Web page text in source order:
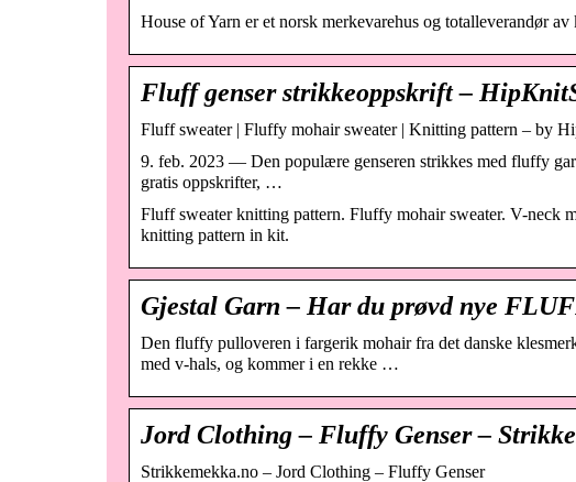
House of Yarn er et norsk merkevarehus og totalleverandør
Fluff genser strikkeoppskrift –
Fluff sweater | Fluffy mohair sweater | Knitting pattern – by
9. feb. 2023 — Den populære genseren strikkes med fluffy
gratis oppskrifter, …
Fluff sweater knitting pattern. Fluffy mohair sweater. V-neck
knitting pattern in kit.
Gjestal Garn – Har du prøvd nye
Den fluffy pulloveren i fargerik mohair fra det danske
med v-hals, og kommer i en rekke …
Jord Clothing – Fluffy Genser –
Strikkemekka.no – Jord Clothing – Fluffy Genser